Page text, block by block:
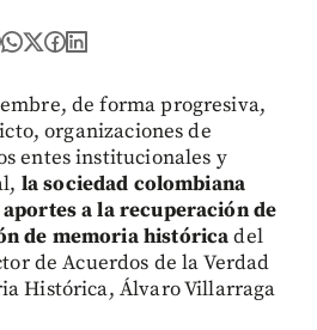
de forma progresiva,
organizaciones de
entes institucionales y
la sociedad colombiana
a la recuperación de
de memoria históricadel
de Acuerdos de la Verdad
Histórica, Álvaro Villarraga